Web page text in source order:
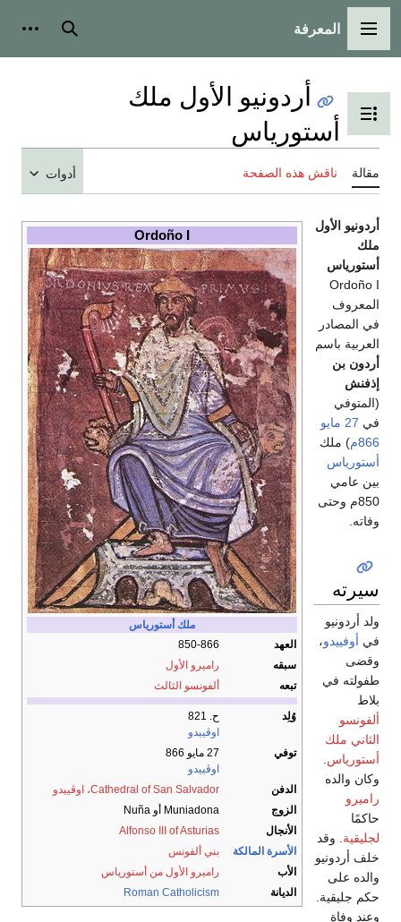
القائمة الرئيسية
المعرفة بحث
تبديل عرض جدول المحتويات
أردونيو الأول ملك
أستورياس
مقالة ناقش هذه الصفحة أدوات
Ordoño I
ملك أستورياس
العهد
850-866
سبقه
راميرو الأول
تبعه
ألفونسو الثالث
وُلِد
ح. 821
اوڤييدو
توفي
27 مايو 866
اوڤييدو
الدفن
Cathedral of San Salvador، اوڤييدو
الزوج
Muniadona أو Nuña
الأنجال
Alfonso III of Asturias
الأسرة المالكة
بني ألفونس
الأب
راميرو الأول من أستورياس
الديانة
Roman Catholicism
أردونيو الأول
ملك
أستورياس
Ordoño I
المعروف
في المصادر
العربية باسم
أردون بن
إذفنش
(المتوفي
في 27 مايو
866م ) ملك
أستورياس
بين عامي
850م وحتى
وفاته.
سيرته
ولد أردونيو
في أوفييدو،
وقضى
طفولته في
بلاط
ألفونسو
الثاني ملك
أستورياس.
وكان والده
راميرو
حاكمًا
لجليقية. وقد
خلف أردونيو
والده على
حكم جليقية.
وعند وفاة